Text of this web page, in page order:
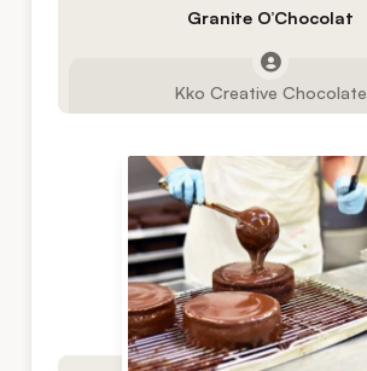
Granite O’Chocolat
Kko Creative Chocolate